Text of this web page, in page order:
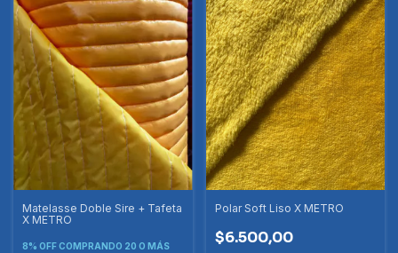
Matelasse Doble Sire + Tafeta
X METRO
8% OFFCOMPRANDO 20 O MÁS
Polar Soft Liso X METRO
$6.500,00